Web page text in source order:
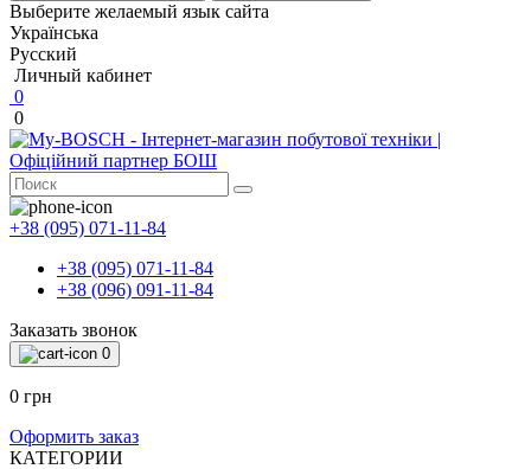
Выберите желаемый язык сайта
Українська
Русский
Личный кабинет
0
0
+38 (095) 071-11-84
+38 (095) 071-11-84
+38 (096) 091-11-84
Заказать звонок
0
0 грн
Оформить заказ
КАТЕГОРИИ